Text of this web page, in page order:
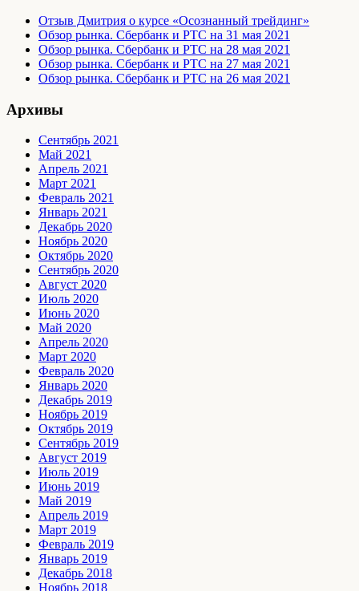
Отзыв Дмитрия о курсе «Осознанный трейдинг»
Обзор рынка. Сбербанк и РТС на 31 мая 2021
Обзор рынка. Сбербанк и РТС на 28 мая 2021
Обзор рынка. Сбербанк и РТС на 27 мая 2021
Обзор рынка. Сбербанк и РТС на 26 мая 2021
Архивы
Сентябрь 2021
Май 2021
Апрель 2021
Март 2021
Февраль 2021
Январь 2021
Декабрь 2020
Ноябрь 2020
Октябрь 2020
Сентябрь 2020
Август 2020
Июль 2020
Июнь 2020
Май 2020
Апрель 2020
Март 2020
Февраль 2020
Январь 2020
Декабрь 2019
Ноябрь 2019
Октябрь 2019
Сентябрь 2019
Август 2019
Июль 2019
Июнь 2019
Май 2019
Апрель 2019
Март 2019
Февраль 2019
Январь 2019
Декабрь 2018
Ноябрь 2018